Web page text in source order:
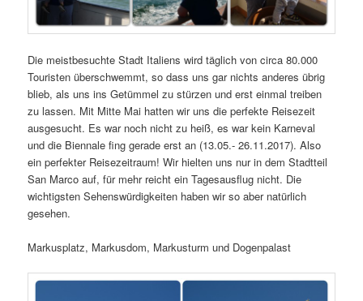
Die meistbesuchte Stadt Italiens wird täglich von circa 80.000
Touristen überschwemmt, so dass uns gar nichts anderes übrig
blieb, als uns ins Getümmel zu stürzen und erst einmal treiben
zu lassen. Mit Mitte Mai hatten wir uns die perfekte Reisezeit
ausgesucht. Es war noch nicht zu heiß, es war kein Karneval
und die Biennale fing gerade erst an (13.05.- 26.11.2017). Also
ein perfekter Reisezeitraum! Wir hielten uns nur in dem Stadtteil
San Marco auf, für mehr reicht ein Tagesausflug nicht. Die
wichtigsten Sehenswürdigkeiten haben wir so aber natürlich
gesehen.
Markusplatz, Markusdom, Markusturm und Dogenpalast